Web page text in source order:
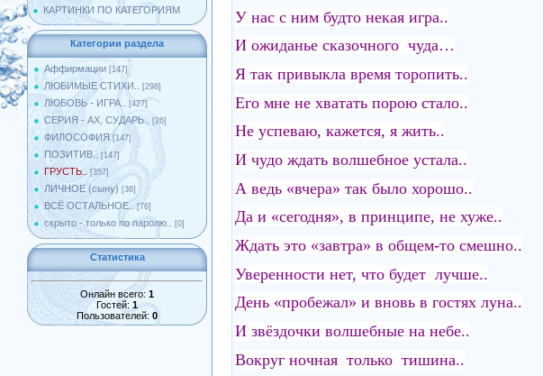
КАРТИНКИ ПО КАТЕГОРИЯМ
Категории раздела
Аффирмации [147]
ЛЮБИМЫЕ СТИХИ.. [298]
ЛЮБОВЬ - ИГРА.. [427]
СЕРИЯ - АХ, СУДАРЬ.. [26]
ФИЛОСОФИЯ [147]
ПОЗИТИВ.. [147]
ГРУСТЬ.. [357]
ЛИЧНОЕ (сыну) [36]
ВСЁ ОСТАЛЬНОЕ.. [76]
скрыто - только по паролю.. [0]
Статистика
Онлайн всего: 1
Гостей: 1
Пользователей: 0
У нас с ним будто некая игра..
И ожиданье сказочного чуда…
Я так привыкла время торопить..
Его мне не хватать порою стало..
Не успеваю, кажется, я жить..
И чудо ждать волшебное устала..
А ведь «вчера» так было хорошо..
Да и «сегодня», в принципе, не хуже..
Ждать это «завтра» в общем-то смешно..
Уверенности нет, что будет лучше..
День «пробежал» и вновь в гостях луна..
И звёздочки волшебные на небе..
Вокруг ночная только тишина..